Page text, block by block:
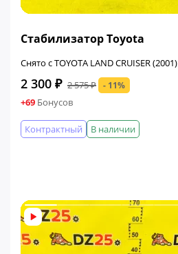
Стабилизатор Toyota
Снято с TOYOTA LAND CRUISER (2001)
2 300 ₽ 2 575 ₽ - 11%
+69 Бонусов
В наличии
Контрактный